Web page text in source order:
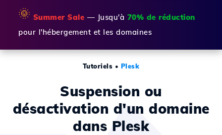
🌞 Summer Sale — Jusqu'à 70% de réduction
pour l'hébergement et les domaines
Tutoriels • Plesk
Suspension ou
désactivation d'un domaine
dans Plesk